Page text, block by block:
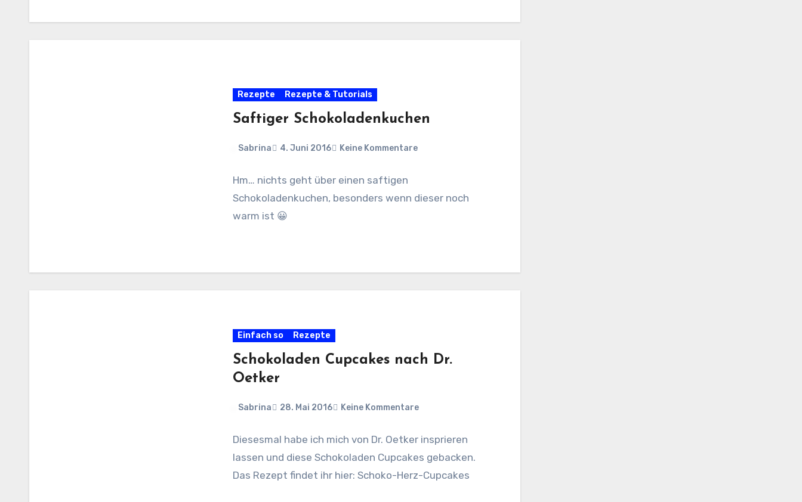
Rezepte Rezepte & Tutorials
Saftiger Schokoladenkuchen
Sabrina 4. Juni 2016 Keine Kommentare
Hm… nichts geht über einen saftigen
Schokoladenkuchen, besonders wenn dieser noch
warm ist 😀
Einfach so Rezepte
Schokoladen Cupcakes nach Dr.
Oetker
Sabrina 28. Mai 2016 Keine Kommentare
Diesesmal habe ich mich von Dr. Oetker insprieren
lassen und diese Schokoladen Cupcakes gebacken.
Das Rezept findet ihr hier: Schoko-Herz-Cupcakes